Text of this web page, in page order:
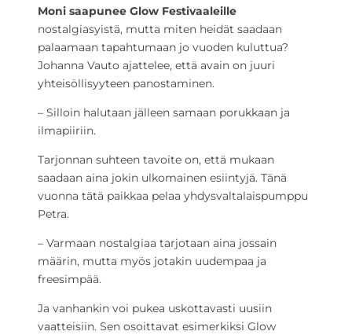
Moni saapunee Glow Festivaaleille
nostalgiasyistä, mutta miten heidät saadaan
palaamaan tapahtumaan jo vuoden kuluttua?
Johanna Vauto ajattelee, että avain on juuri
yhteisöllisyyteen panostaminen.
– Silloin halutaan jälleen samaan porukkaan ja
ilmapiiriin.
Tarjonnan suhteen tavoite on, että mukaan
saadaan aina jokin ulkomainen esiintyjä. Tänä
vuonna tätä paikkaa pelaa yhdysvaltalaispumppu
Petra.
– Varmaan nostalgiaa tarjotaan aina jossain
määrin, mutta myös jotakin uudempaa ja
freesimpää.
Ja vanhankin voi pukea uskottavasti uusiin
vaatteisiin. Sen osoittavat esimerkiksi Glow